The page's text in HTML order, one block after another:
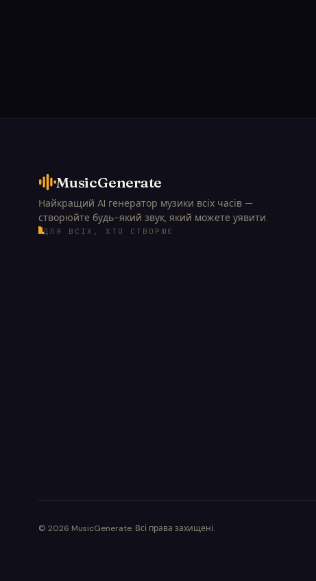
MusicGenerate
Найкращий AI генератор музики всіх часів —
створюйте будь-який звук, який можете уявити.
ДЛЯ ВСІХ, ХТО СТВОРЮЄ
© 2026 MusicGenerate. Всі права захищені.